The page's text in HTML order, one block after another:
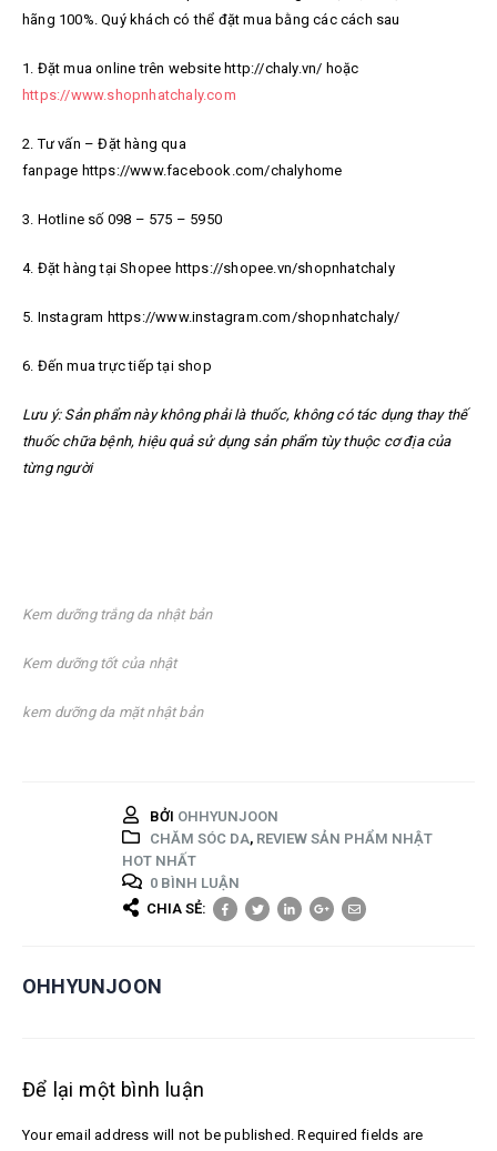
hãng 100%. Quý khách có thể đặt mua bằng các cách sau
1. Đặt mua online trên website http://chaly.vn/ hoặc
https://www.shopnhatchaly.com
2. Tư vấn – Đặt hàng qua
fanpage https://www.facebook.com/chalyhome
3. Hotline số 098 – 575 – 5950
4. Đặt hàng tại Shopee https://shopee.vn/shopnhatchaly
5. Instagram https://www.instagram.com/shopnhatchaly/
6. Đến mua trực tiếp tại shop
Lưu ý: Sản phẩm này không phải là thuốc, không có tác dụng thay thế
thuốc chữa bệnh, hiệu quả sử dụng sản phẩm tùy thuộc cơ địa của
từng người
Kem dưỡng trắng da nhật bản
Kem dưỡng tốt của nhật
kem dưỡng da mặt nhật bản
BỞI OHHYUNJOON
CHĂM SÓC DA, REVIEW SẢN PHẨM NHẬT
HOT NHẤT
0 BÌNH LUẬN
CHIA SẺ:
OHHYUNJOON
Để lại một bình luận
Your email address will not be published. Required fields are